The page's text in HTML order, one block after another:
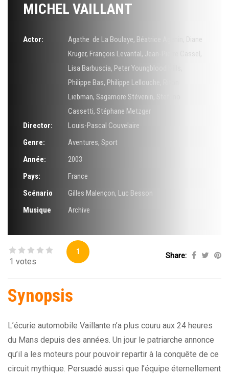
MICHEL VAILLANT
Actor: Agathe de La Boulaye, Béatrice Agenin
Diane
Kruger, François Levantal, Jean-Pierre Cassel,
Lisa Barbuscia, Peter Youngblood Hills
Philippe Bas, Philippe Lellouche
Liebman, Sagamore Stévenin
Cassetti, Stéphane Metzger
Director:
Louis-Pascal Couvelaire
Genre:
Aventures, Sport
Année:
2003
Pays:
France
Scénario
Gilles Malençon, Luc Besson
Musique
Archive
1 votes
1 Share:
Synopsis
L’écurie automobile Vaillante n’a plus couru aux 24 heures
du Mans depuis des années. Un jour le patriarche annonce
qu’il a les moteurs pour pouvoir repartir à la conquête de ce
circuit mythique. Persuadé aussi que l’équipe éternellement